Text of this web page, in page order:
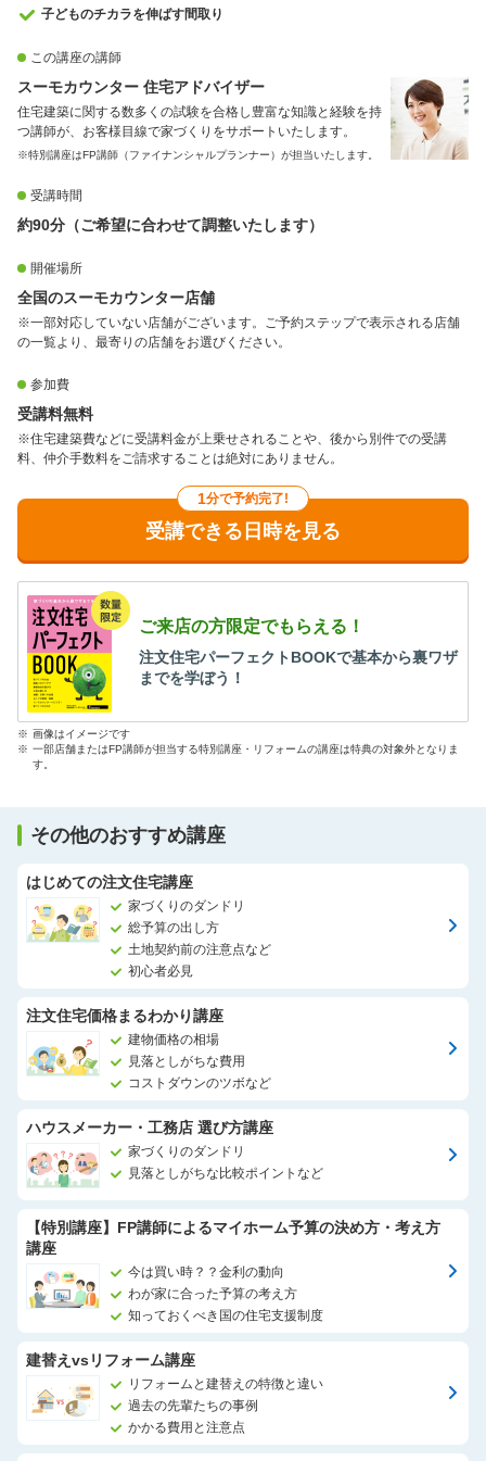
子どものチカラを伸ばす間取り
この講座の講師
スーモカウンター 住宅アドバイザー
住宅建築に関する数多くの試験を合格し豊富な知識と経験を持
つ講師が、お客様目線で家づくりをサポートいたします。
※特別講座はFP講師（ファイナンシャルプランナー）が担当いたします。
受講時間
約90分（ご希望に合わせて調整いたします）
開催場所
全国のスーモカウンター店舗
※一部対応していない店舗がございます。ご予約ステップで表示される店舗
の一覧より、最寄りの店舗をお選びください。
参加費
受講料無料
※住宅建築費などに受講料金が上乗せされることや、後から別件での受講
料、仲介手数料をご請求することは絶対にありません。
1分で予約完了!
受講できる日時を見る
ご来店の方限定でもらえる！
注文住宅パーフェクトBOOKで基本から裏ワザ
までを学ぼう！
※ 画像はイメージです
※ 一部店舗またはFP講師が担当する特別講座・リフォームの講座は特典の対象外となりま
す。
その他のおすすめ講座
はじめての注文住宅講座
家づくりのダンドリ
総予算の出し方
土地契約前の注意点など
初心者必見
注文住宅価格まるわかり講座
建物価格の相場
見落としがちな費用
コストダウンのツボなど
ハウスメーカー・工務店 選び方講座
家づくりのダンドリ
見落としがちな比較ポイントなど
【特別講座】FP講師によるマイホーム予算の決め方・考え方
講座
今は買い時？？金利の動向
わが家に合った予算の考え方
知っておくべき国の住宅支援制度
建替えvsリフォーム講座
リフォームと建替えの特徴と違い
過去の先輩たちの事例
かかる費用と注意点